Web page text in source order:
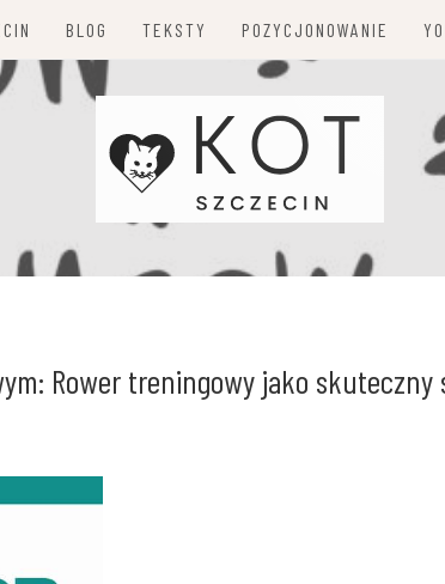
BLOG TEKSTY POZYCJONOWANIE
Rower treningowy jako skuteczny